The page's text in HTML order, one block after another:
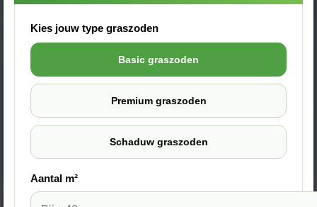
Kies jouw type graszoden
Basic graszoden
Premium graszoden
Schaduw graszoden
Aantal m²